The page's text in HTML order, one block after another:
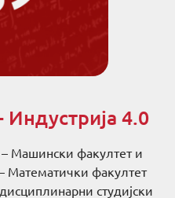
Индустрија 4.0
– Машински факултет и
Математички факултет
студијски